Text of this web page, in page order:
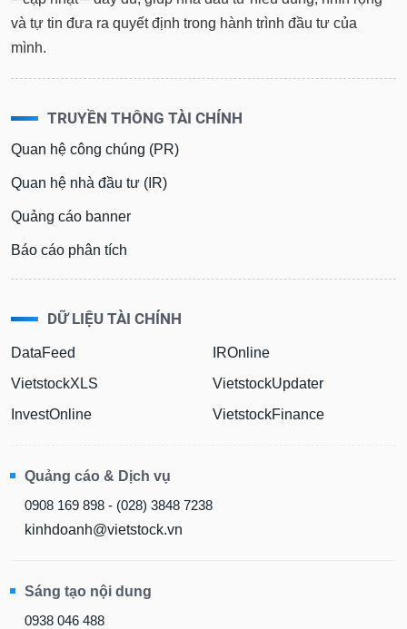
và tự tin đưa ra quyết định trong hành trình đầu tư của
mình.
TRUYỀN THÔNG TÀI CHÍNH
Quan hệ công chúng (PR)
Quan hệ nhà đầu tư (IR)
Quảng cáo banner
Báo cáo phân tích
DỮ LIỆU TÀI CHÍNH
DataFeed
VietstockXLS
InvestOnline
IROnline
VietstockUpdater
VietstockFinance
Quảng cáo & Dịch vụ
0908 169 898 - (028) 3848 7238
kinhdoanh@vietstock.vn
Sáng tạo nội dung
0938 046 488